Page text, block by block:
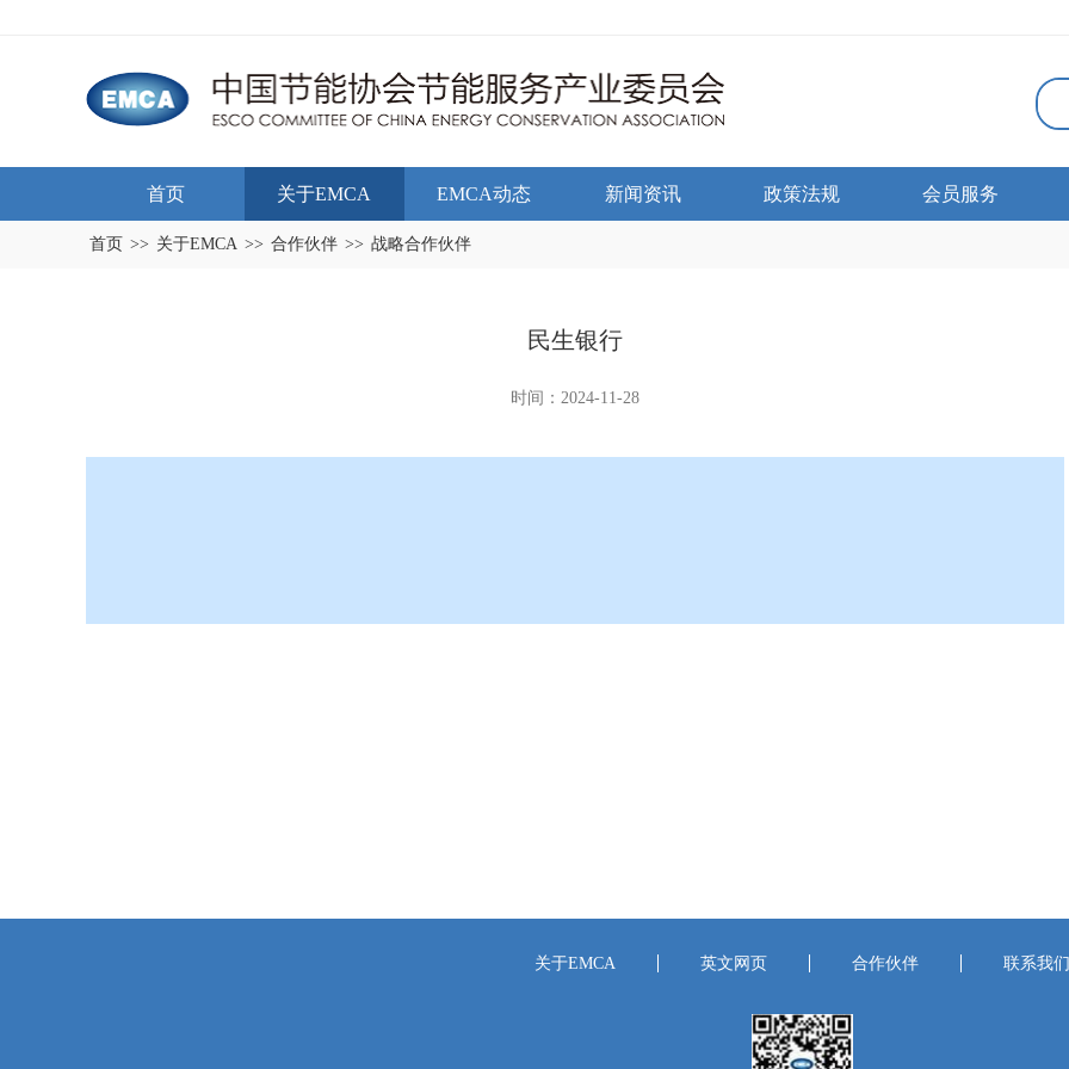
首页 关于EMCA EMCA动态 新闻资讯 政策法规 会员服务
首页 >> 关于EMCA >> 合作伙伴 >> 战略合作伙伴
民生银行
时间：2024-11-28
关于EMCA 英文网页 合作伙伴 联系我们